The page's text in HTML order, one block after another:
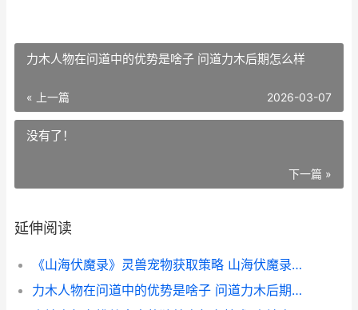
力木人物在问道中的优势是啥子 问道力木后期怎么样
« 上一篇 2026-03-07
没有了！
下一篇 »
延伸阅读
《山海伏魔录》灵兽宠物获取策略 山海伏魔录动漫免费观看全集高清
力木人物在问道中的优势是啥子 问道力木后期怎么样